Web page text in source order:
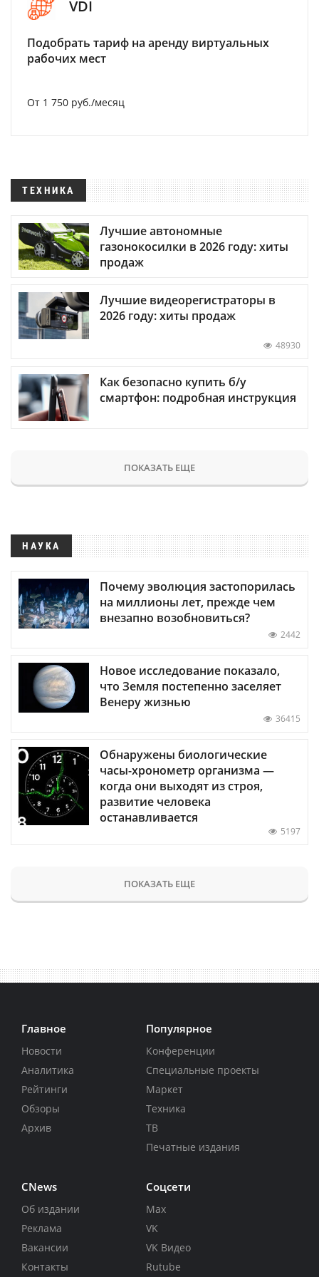
VDI
Подобрать тариф на аренду виртуальных
рабочих мест
От 1 750 руб./месяц
ТЕХНИКА
Лучшие автономные
газонокосилки в 2026 году: хиты
продаж
Лучшие видеорегистраторы в
2026 году: хиты продаж
48930
Как безопасно купить б/у
смартфон: подробная инструкция
ПОКАЗАТЬ ЕЩЕ
НАУКА
Почему эволюция застопорилась
на миллионы лет, прежде чем
внезапно возобновиться?
2442
Новое исследование показало,
что Земля постепенно заселяет
Венеру жизнью
36415
Обнаружены биологические
часы-хронометр организма —
когда они выходят из строя,
развитие человека
останавливается
5197
ПОКАЗАТЬ ЕЩЕ
Главное
Новости
Аналитика
Рейтинги
Обзоры
Архив
Популярное
Конференции
Специальные проекты
Маркет
Техника
ТВ
Печатные издания
CNews
Об издании
Реклама
Вакансии
Контакты
Соцсети
Max
VK
VK Видео
Rutube